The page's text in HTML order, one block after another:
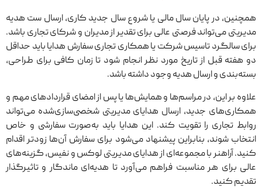
همچنین، در پایان سال مالی یا شروع سال جدید کاری، ارسال ست هدیه
مدیریتی می‌تواند فرصتی عالی برای تقدیر از مدیران و شرکای تجاری باشد.
برای سالگرد تاسیس شرکت یا همکاری تجاری سفارش هدایا باید حداقل
دو هفته قبل از تاریخ مورد نظر انجام شود تا زمان کافی برای طراحی،
بسته‌بندی و ارسال هدیه وجود داشته باشد.
علاوه بر این، در مراسم‌ها و همایش‌ها یا پس از امضای قراردادهای مهم و
همکاری‌های جدید، ارسال هدایای مدیریتی شخصی‌سازی‌شده می‌تواند
روابط تجاری را تقویت کند. این هدایا باید به‌صورت سفارشی و خاص
انتخاب شوند، بنابراین پیشنهاد می‌شود برای سفارش آن‌ها زودتر اقدام
کنید. آراهنر با مجموعه‌ای از هدایای مدیریتی لوکس و نفیس، گزینه‌های
عالی برای هر مناسبت فراهم می‌آورد تا هدیه‌ای ماندگار و تاثیرگذار
تقدیم کنید.